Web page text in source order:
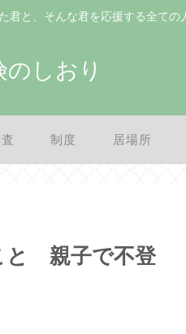
君と、そんな君を応援する全ての
のしおり
制度 居場所
と 親子で不登